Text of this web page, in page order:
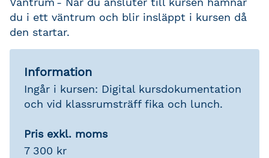
du i ett väntrum och blir insläppt i kursen då
den startar.
Information
Ingår i kursen: Digital kursdokumentation
och vid klassrumsträff fika och lunch.
Pris exkl. moms
7 300 kr